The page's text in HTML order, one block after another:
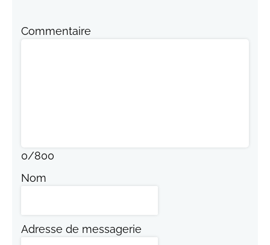
Commentaire
0/800
Nom
Adresse de messagerie